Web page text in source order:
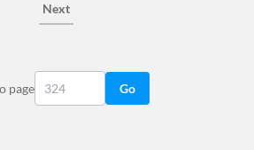
Next
page Go